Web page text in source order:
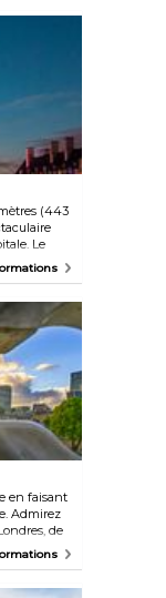
verts de
et les
(443
Le
l'une des
les
vous
en faisant
Admirez
de
des